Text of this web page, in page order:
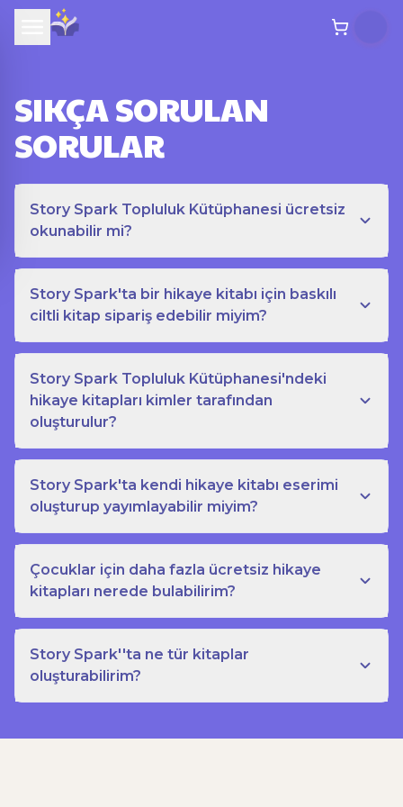
SIKÇA SORULAN
SORULAR
Story Spark Topluluk Kütüphanesi ücretsiz
okunabilir mi?
Story Spark'ta bir hikaye kitabı için baskılı
ciltli kitap sipariş edebilir miyim?
Story Spark Topluluk Kütüphanesi'ndeki
hikaye kitapları kimler tarafından
oluşturulur?
Story Spark'ta kendi hikaye kitabı eserimi
oluşturup yayımlayabilir miyim?
Çocuklar için daha fazla ücretsiz hikaye
kitapları nerede bulabilirim?
Story Spark''ta ne tür kitaplar
oluşturabilirim?